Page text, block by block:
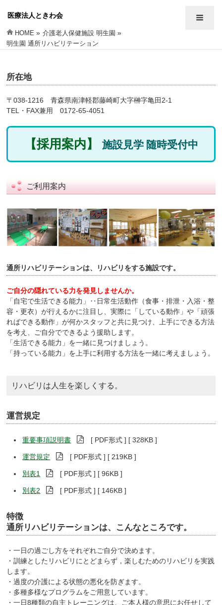
医療法人ときわ会
HOME » 介護老人保健施設 明生園 »
明生園 通所リハビリテーション
所在地
〒038-1216 青森県南津軽郡藤崎町大字榊字亀田2-1
TEL・FAX兼用 0172-65-4051
【採用案内】 施設見学 随時受付中
ご利用案内
通所リハビリテーションは、リハビリをする施設です。
ご自分の隠れている力を発見しませんか。
「自宅で生活できる能力」‥日常生活動作（食事・排泄・入浴・整
容・更衣）が行えるかに注目し、実際に「している動作」や「頑張
ればできる動作」が何かスタッフと共に見つけ、上手にできる方法
を考え、ご自分でできるよう援助します。
「生活できる能力」を一緒に見つけましょう。
「持っている能力」を上手に利用する方法を一緒に考えましょう。
リハビリは人生を楽しくする。
運営規定
重要事項説明書 [ PDF形式 ] [ 328KB ]
運営規定 [ PDF形式 ] [ 219KB ]
別表1 [ PDF形式 ] [ 96KB ]
別表2 [ PDF形式 ] [ 146KB ]
特徴
通所リハビリテーションは、こんなところです。
・一日の過ごし方をそれぞれご自分で決めます。
・訓練としたリハビリにとどまらず，楽しむためのリハビリを実践
します。
・過度の介護による状態の悪化を防ぎます。
・多種多様なプログラムをご用意しています。
・一日8種類の自主トレーニングは、ご本人様の意思にお任せして